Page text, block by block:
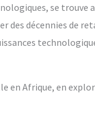
se trouve
décennies de
en Afrique, en